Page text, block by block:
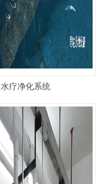
水疗净化系统